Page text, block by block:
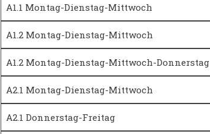
A1.1 Montag-Dienstag-Mittwoch
A1.2 Montag-Dienstag-Mittwoch
A1.2 Montag-Dienstag-Mittwoch-Donnerstag
A2.1 Montag-Dienstag-Mittwoch
A2.1 Donnerstag-Freitag